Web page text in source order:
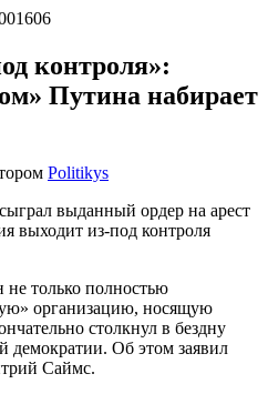
контроля»:
Путина набирает
Politikys
выданный ордер на арест
выходит из-под контроля
только полностью
организацию, носящую
столкнул в бездну
демократии. Об этом заявил
Саймс.